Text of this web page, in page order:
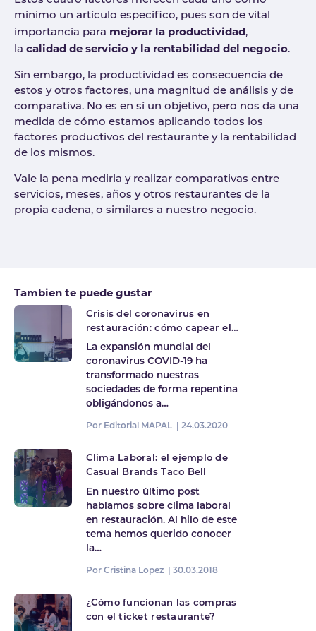
mínimo un artículo específico, pues son de vital
importancia para mejorar la productividad,
la calidad de servicio y la rentabilidad del negocio.
Sin embargo, la productividad es consecuencia de
estos y otros factores, una magnitud de análisis y de
comparativa. No es en sí un objetivo, pero nos da una
medida de cómo estamos aplicando todos los
factores productivos del restaurante y la rentabilidad
de los mismos.
Vale la pena medirla y realizar comparativas entre
servicios, meses, años y otros restaurantes de la
propia cadena, o similares a nuestro negocio.
Tambien te puede gustar
Crisis del coronavirus en
restauración: cómo capear el
temporal
La expansión mundial del
coronavirus COVID-19 ha
transformado nuestras
sociedades de forma repentina
obligándonos a…
Por Editorial MAPAL | 24.03.2020
Clima Laboral: el ejemplo de
Casual Brands Taco Bell
En nuestro último post
hablamos sobre clima laboral
en restauración. Al hilo de este
tema hemos querido conocer
la…
Por Cristina Lopez | 30.03.2018
¿Cómo funcionan las compras
con el ticket restaurante?